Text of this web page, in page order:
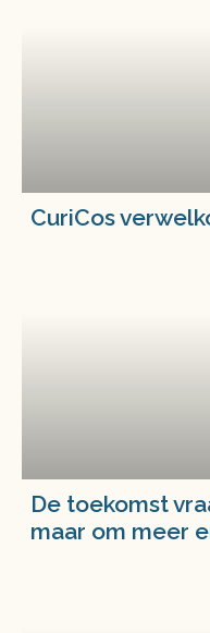
CuriCos
De toekomst
maar om meer